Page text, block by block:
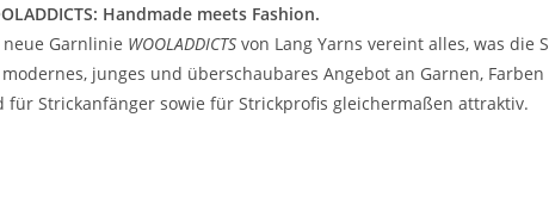
Handmade meets Fashion.
neue Garnlinie WOOLADDICTSvon Lang Yarns vereint alles, was die
junges und überschaubares Angebot an Garnen,
für Strickanfänger sowie für Strickprofis gleichermaßen attraktiv.